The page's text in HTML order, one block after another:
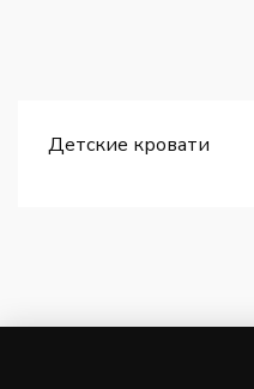
Детские кровати